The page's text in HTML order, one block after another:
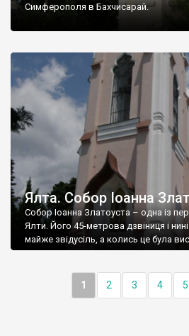
Симферополя в Бахчисарай.
Ялта. Собор Іоанна
Собор Іоанна Златоуста – одна із
Ялти. Його 45-метрова дзвіниця і нині
майже звідусіль, а колись це була
1 2 3 4 5